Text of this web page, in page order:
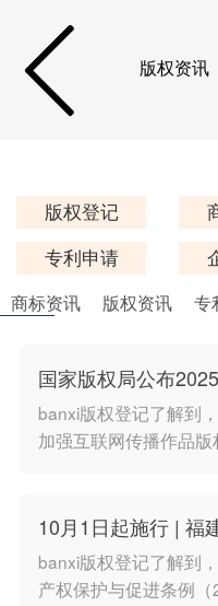
版权资讯
版权登记
专利申请
商标资讯 版权资讯 专
国家版权局公布
重点作品版权保护
banxi版权登记了解到
加强互联网传播作品
单（含体育赛事节目
对版权保护预警名单
施：直接提供内容的
10月1日起施行 | 福
保护与促进条例
banxi版权登记了解到
产权保护与促进条例